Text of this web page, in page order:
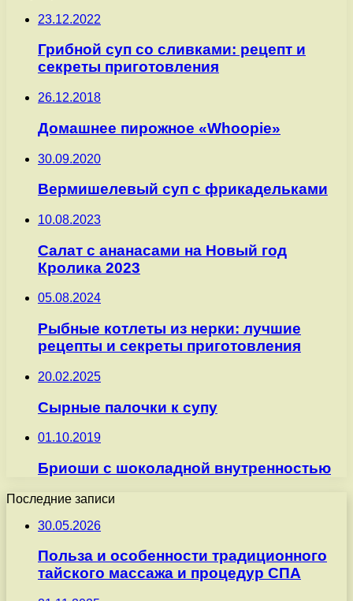
23.12.2022
Грибной суп со сливками: рецепт и
секреты приготовления
26.12.2018
Домашнее пирожное «Whoopie»
30.09.2020
Вермишелевый суп с фрикадельками
10.08.2023
Салат с ананасами на Новый год
Кролика 2023
05.08.2024
Рыбные котлеты из нерки: лучшие
рецепты и секреты приготовления
20.02.2025
Сырные палочки к супу
01.10.2019
Бриоши с шоколадной внутренностью
Последние записи
30.05.2026
Польза и особенности традиционного
тайского массажа и процедур СПА